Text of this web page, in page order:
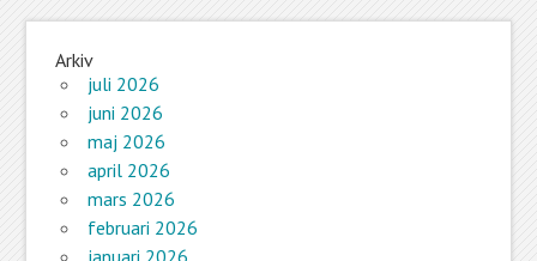
Arkiv
juli 2026
juni 2026
maj 2026
april 2026
mars 2026
februari 2026
januari 2026